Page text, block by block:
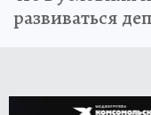
развиваться